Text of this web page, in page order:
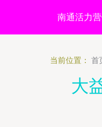
南通活力
当前位置： 首
大